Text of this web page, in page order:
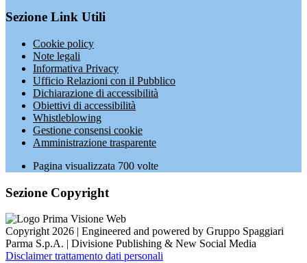
Sezione Link Utili
Cookie policy
Note legali
Informativa Privacy
Ufficio Relazioni con il Pubblico
Dichiarazione di accessibilità
Obiettivi di accessibilità
Whistleblowing
Gestione consensi cookie
Amministrazione trasparente
Pagina visualizzata 700 volte
Sezione Copyright
Copyright 2026 | Engineered and powered by Gruppo Spaggiari
Parma S.p.A. | Divisione Publishing & New Social Media
Disclaimer trattamento dati personali